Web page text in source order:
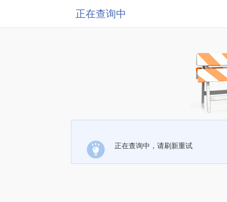
正在查询中
正在查询中，请刷新重试